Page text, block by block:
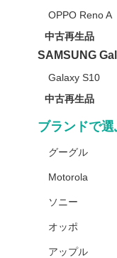
OPPO Reno A
中古再生品
SAMSUNG
Galaxy S10
中古再生品
ブランドで選
グーグル
Motorola
ソニー
オッポ
アップル